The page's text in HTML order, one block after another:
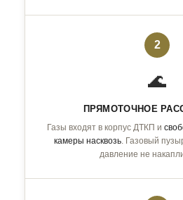
2
🌊
ПРЯМОТОЧНОЕ
Газы входят в корпус ДТКП и
камеры насквозь. Газовый
давление не